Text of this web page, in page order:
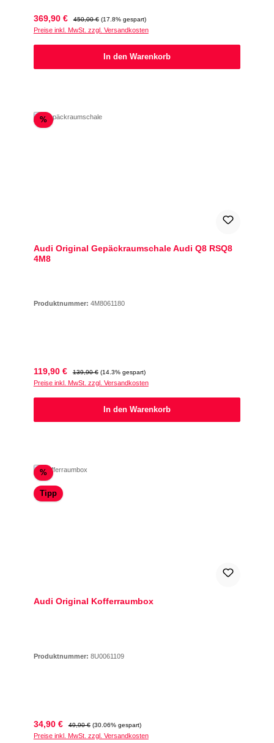
Verkaufspreis:
369,90 € Regulärer Preis:
450,00 € (17.8% gespart)
Preise inkl. MwSt. zzgl. Versandkosten
In den Warenkorb
%Rabatt
Audi Original Gepäckraumschale Audi Q8 RSQ8
4M8
Produktnummer: 4M8061180
Verkaufspreis:
119,90 € Regulärer Preis:
139,90 € (14.3% gespart)
Preise inkl. MwSt. zzgl. Versandkosten
In den Warenkorb
%Rabatt
Tipp
Audi Original Kofferraumbox
Produktnummer: 8U0061109
Verkaufspreis:
34,90 € Regulärer Preis:
49,90 € (30.06% gespart)
Preise inkl. MwSt. zzgl. Versandkosten